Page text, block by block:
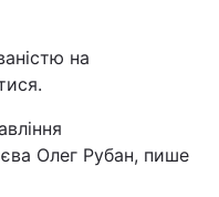
на
Олег Рубан, пише